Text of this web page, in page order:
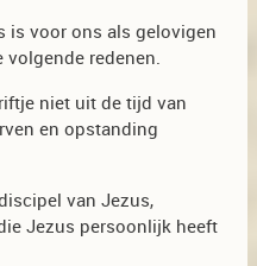
is voor ons als gelovigen
volgende redenen.
niet uit de tijd van
en opstanding
van Jezus,
Jezus persoonlijk heeft